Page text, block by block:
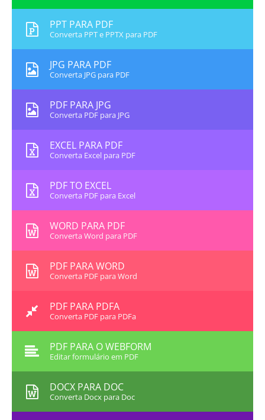
PPT PARA PDF
Converta PPT e PPTX para PDF
JPG PARA PDF
Converta JPG para PDF
PDF PARA JPG
Converta PDF para JPG
EXCEL PARA PDF
Converta Excel para PDF
PDF TO EXCEL
Converta PDF para Excel
WORD PARA PDF
Converta Word para PDF
PDF PARA WORD
Converta PDF para Word
PDF PARA PDFA
Converta PDF para PDFa
PDF PARA O WEBFORM
Editar formulário em PDF
DOCX PARA DOC
Converta Docx para Doc